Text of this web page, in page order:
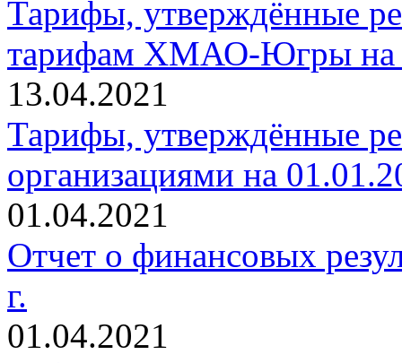
Тарифы, утверждённые
тарифам ХМАО-Югры на
13.04.2021
Тарифы, утверждённые
организациями на
01.04.2021
Отчет о финансовых
г.
01.04.2021